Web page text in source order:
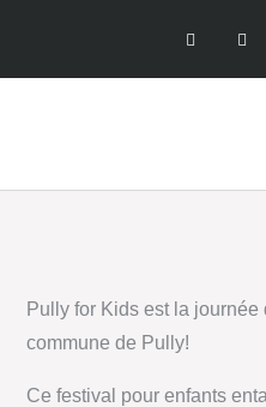
Pully for Kids est la
commune de Pully!
Ce festival pour enfants